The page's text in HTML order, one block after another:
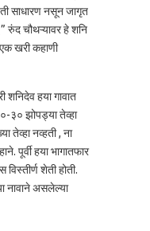
साधारण नसून जागृत
रुंद चौथऱ्यावर हे शनि
खरी कहाणी
शनिदेव हया गावात
३० झोपड्या तेव्हा
तेव्हा नव्हती , ना
पूर्वी हया भागातफार
शेती होती.
नावाने असलेल्या